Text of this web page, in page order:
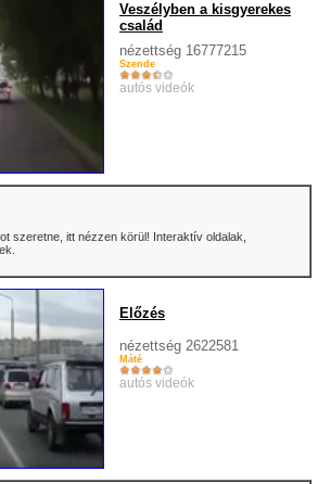
Veszélyben a kisgyerekes
család
nézettség 16777215
Szende
autós videók
szeretne, itt nézzen körül! Interaktív oldalak,
Előzés
nézettség 2622581
Máté
autós videók